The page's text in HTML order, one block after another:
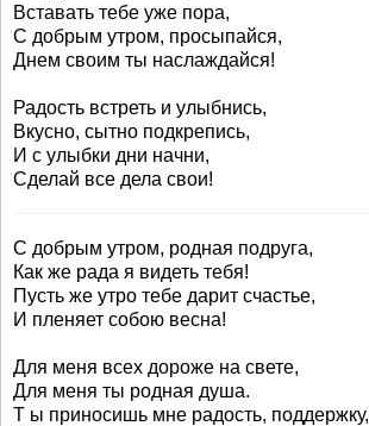
Вставать тебе уже пора,
С добрым утром, просыпайся,
Днем своим ты наслаждайся!
Радость встреть и улыбнись,
Вкусно, сытно подкрепись,
И с улыбки дни начни,
Сделай все дела свои!
С добрым утром, родная подруга,
Как же рада я видеть тебя!
Пусть же утро тебе дарит счастье,
И пленяет собою весна!
Для меня всех дороже на свете,
Для меня ты родная душа.
Т ы приносишь мне радость, поддержку,